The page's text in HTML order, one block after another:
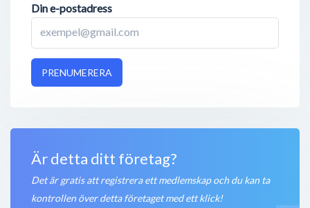
Din e-postadress
PRENUMERERA
Är detta ditt företag?
Det är gratis att registrera ett medlemskap och du kan ta
kontrollen över detta företaget med ett klick!